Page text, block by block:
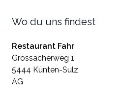
Wo du uns findest
Restaurant Fahr
Grossacherweg 1
5444 Künten-Sulz
AG